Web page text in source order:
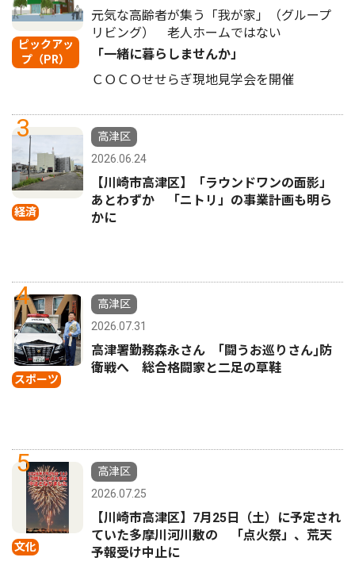
ピックアッ
プ（PR）
元気な高齢者が集う「我が家」（グループ
リビング） 老人ホームではない
「一緒に暮らしませんか」
ＣＯＣＯせせらぎ現地見学会を開催
3
経済
高津区
2026.06.24
【川崎市高津区】「ラウンドワンの面影」
あとわずか 「ニトリ」の事業計画も明ら
かに
4
スポーツ
高津区
2026.07.31
高津署勤務森永さん ｢闘うお巡りさん｣防
衛戦へ 総合格闘家と二足の草鞋
5
文化
高津区
2026.07.25
【川崎市高津区】7月25日（土）に予定され
ていた多摩川河川敷の 「点火祭」、荒天
予報受け中止に